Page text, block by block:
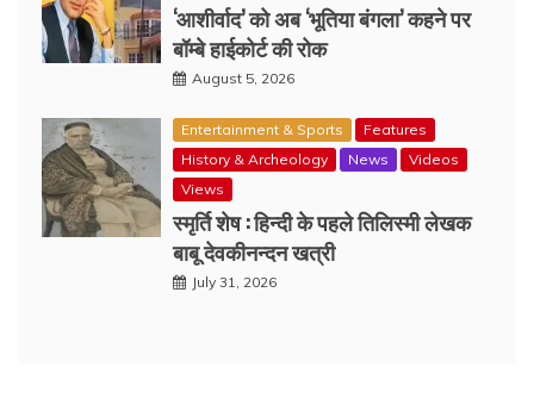
‘आशीर्वाद’ को अब ‘भूतिया बंगला’ कहने पर
बॉम्बे हाईकोर्ट की रोक
August 5, 2026
Entertainment & Sports
Features
History & Archeology
News
Videos
Views
स्मृर्ति शेष : हिन्दी के पहले तिलिस्मी लेखक
बाबू देवकीनन्दन खत्री
July 31, 2026